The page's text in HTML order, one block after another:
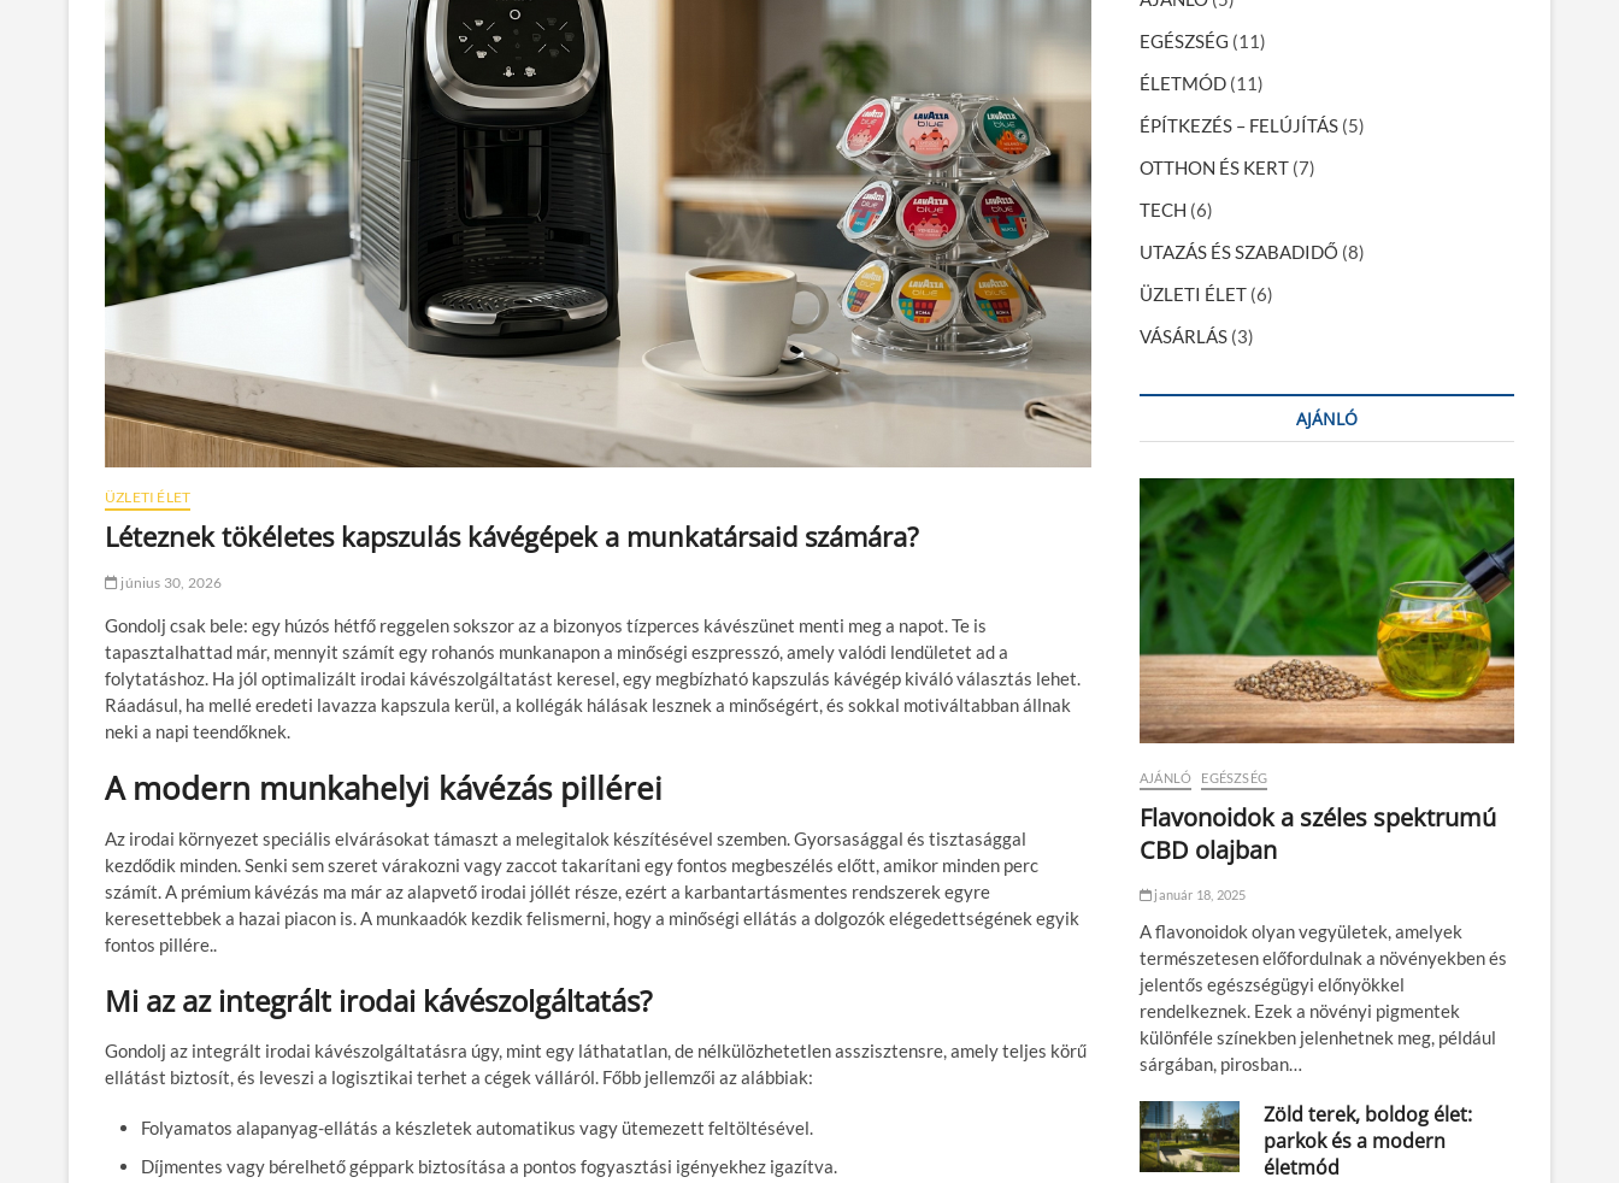
ÜZLETI ÉLET
Léteznek tökéletes kapszulás kávégépek a munkatársaid számára?
június 30, 2026
Gondolj csak bele: egy húzós hétfő reggelen sokszor az a bizonyos tízperces kávészünet menti meg a napot. Te is
tapasztalhattad már, mennyit számít egy rohanós munkanapon a minőségi eszpresszó, amely valódi lendületet ad a
folytatáshoz. Ha jól optimalizált irodai kávészolgáltatást keresel, egy megbízható kapszulás kávégép kiváló választás lehet.
Ráadásul, ha mellé eredeti lavazza kapszula kerül, a kollégák hálásak lesznek a minőségért, és sokkal motiváltabban állnak
neki a napi teendőknek.
A modern munkahelyi kávézás pillérei
Az irodai környezet speciális elvárásokat támaszt a melegitalok készítésével szemben. Gyorsasággal és tisztasággal
kezdődik minden. Senki sem szeret várakozni vagy zaccot takarítani egy fontos megbeszélés előtt, amikor minden perc
számít. A prémium kávézás ma már az alapvető irodai jóllét része, ezért a karbantartásmentes rendszerek egyre
keresettebbek a hazai piacon is. A munkaadók kezdik felismerni, hogy a minőségi ellátás a dolgozók elégedettségének egyik
fontos pillére..
Mi az az integrált irodai kávészolgáltatás?
Gondolj az integrált irodai kávészolgáltatásra úgy, mint egy láthatatlan, de nélkülözhetetlen asszisztensre, amely teljes körű
ellátást biztosít, és leveszi a logisztikai terhet a cégek válláról. Főbb jellemzői az alábbiak:
Folyamatos alapanyag-ellátás a készletek automatikus vagy ütemezett feltöltésével.
Díjmentes vagy bérelhető géppark biztosítása a pontos fogyasztási igényekhez igazítva.
EGÉSZSÉG (11)
ÉLETMÓD (11)
ÉPÍTKEZÉS – FELÚJÍTÁS (5)
OTTHON ÉS KERT (7)
TECH (6)
UTAZÁS ÉS SZABADIDŐ (8)
ÜZLETI ÉLET (6)
VÁSÁRLÁS (3)
AJÁNLÓ
AJÁNLÓ EGÉSZSÉG
Flavonoidok a széles spektrumú
CBD olajban
január 18, 2025
A flavonoidok olyan vegyületek, amelyek
természetesen előfordulnak a növényekben és
jelentős egészségügyi előnyökkel
rendelkeznek. Ezek a növényi pigmentek
különféle színekben jelenhetnek meg, például
sárgában, pirosban…
Zöld terek, boldog élet:
parkok és a modern
életmód